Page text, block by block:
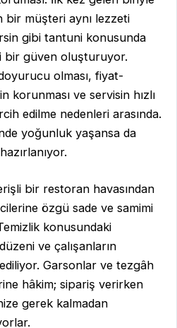
bir müşteri aynı lezzeti
gibi tantuni konusunda
bir güven oluşturuyor.
olması, fiyat-
korunması ve servisin hızlı
edilme nedenleri arasında.
yoğunluk yaşansa da
bir restoran havasından
özgü sade ve samimi
konusundaki
ve çalışanların
Garsonlar ve tezgâh
hâkim; sipariş verirken
gerek kalmadan